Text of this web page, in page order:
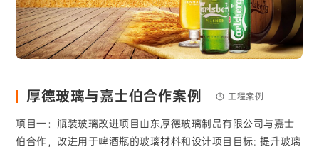
厚德玻璃与嘉士伯合作案例 工程案例
项目一：瓶装玻璃改进项目山东厚德玻璃制品有限公司与嘉士
伯合作，改进用于啤酒瓶的玻璃材料和设计项目目标: 提升玻璃
项
望